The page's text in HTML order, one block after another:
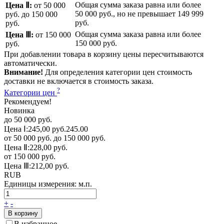
Цена Ⅱ: от 50 000
руб. до 150 000
руб.
Общая сумма заказа равна или более
50 000 руб., но не превышает 149 999
руб.
Цена Ⅲ: от 150 000
руб.
Общая сумма заказа равна или более
150 000 руб.
При добавлении товара в корзину цены пересчитываются
автоматически.
Внимание! Для определения категории цен стоимость
доставки не включается в стоимость заказа.
Категории цен ?
Рекомендуем!
Новинка
до 50 000 руб.
Цена Ⅰ:245,00 руб.245.00
от 50 000 руб. до 150 000 руб.
Цена Ⅱ:228,00 руб.
от 150 000 руб.
Цена Ⅲ:212,00 руб.
RUB
Единицы измерения: м.п.
+ -
В корзину